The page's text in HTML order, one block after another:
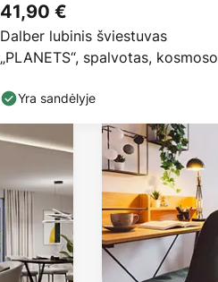
Dalber lubinis šviestuvas
„PLANETS“, spalvotas, kosmoso
41,90 €
Yra sandėlyje